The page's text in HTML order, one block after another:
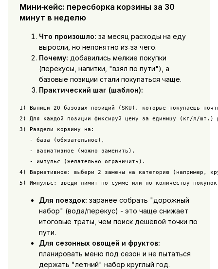
Мини‑кейс: пересборка корзины за 30
минут в неделю
Что произошло: за месяц расходы на еду
выросли, но непонятно из‑за чего.
Почему: добавились мелкие покупки
(перекусы, напитки, "взял по пути"), а
базовые позиции стали покупаться чаще.
Практический шаг (шаблон):
1) Выпиши 20 базовых позиций (SKU), которые покупаешь
2) Для каждой позиции фиксируй цену за единицу (кг/л/шт.)
3) Раздели корзину на:
   - база (обязательное),
   - вариативное (можно заменить),
   - импульс (желательно ограничить).
4) Вариативное: выбери 2 замены на категорию (например,
5) Импульс: введи лимит по сумме или по количеству
Для поездок: заранее собрать "дорожный
набор" (вода/перекус) - это чаще снижает
итоговые траты, чем поиск дешёвой точки по
пути.
Для сезонных овощей и фруктов:
планировать меню под сезон и не пытаться
держать "летний" набор круглый год.